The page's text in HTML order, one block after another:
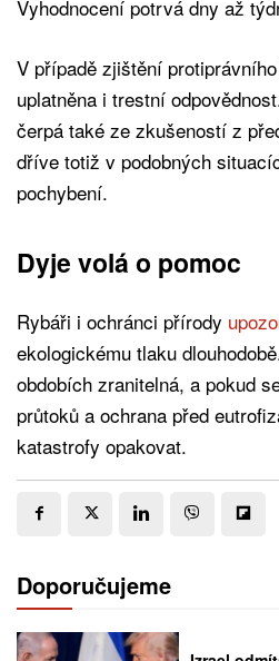
Vyhodnocení potrvá dny až
V případě zjištění
uplatněna i trestní
čerpá také ze zkušeností z
dříve totiž v podobných
pochybení.
Dyje volá o pomoc
Rybáři i ochránci přírody
ekologickému tlaku
obdobích zranitelná, a pokud
průtoků a ochrana před
katastrofy opakovat.
Doporučujeme